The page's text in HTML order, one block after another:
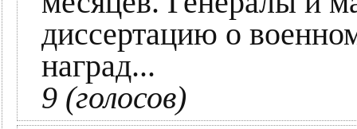
диссертацию о
наград...
9 (голосов)